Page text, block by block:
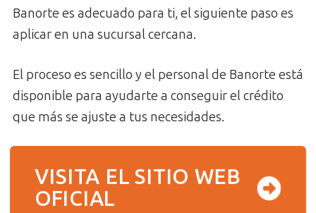
Banorte es adecuado para ti, el siguiente paso es
aplicar en una sucursal cercana.
El proceso es sencillo y el personal de Banorte está
disponible para ayudarte a conseguir el crédito
que más se ajuste a tus necesidades.
VISITA EL SITIO WEB
OFICIAL